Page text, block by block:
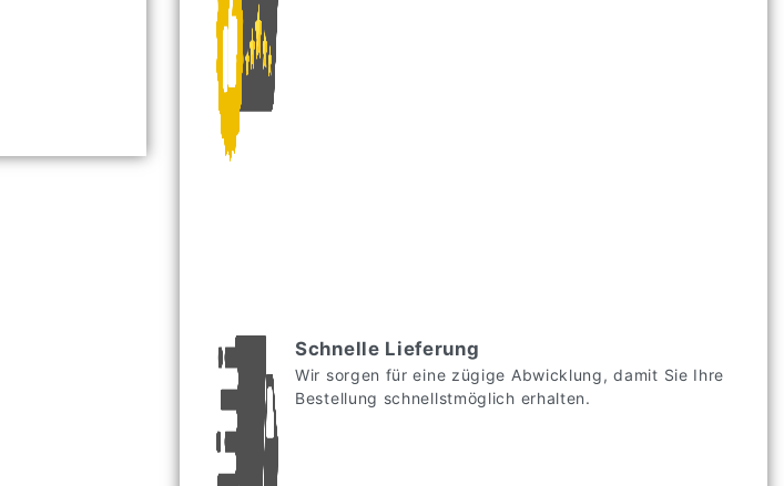
Schnelle Lieferung
Wir sorgen für eine zügige Abwicklung, damit Sie Ihre
Bestellung schnellstmöglich erhalten.